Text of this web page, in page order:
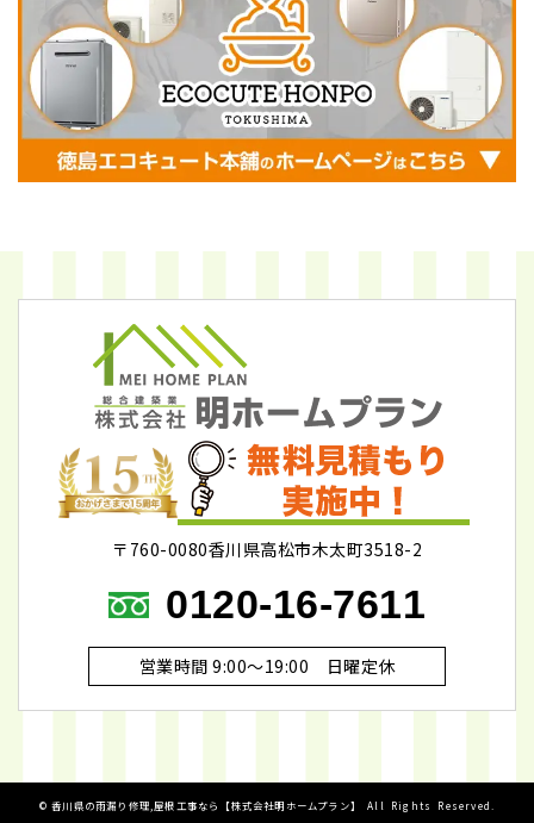
〒760-0080香川県高松市木太町3518-2
0120-16-7611
営業時間 9:00～19:00 日曜定休
©香川県の雨漏り修理,屋根工事なら【株式会社明ホームプラン】 All Rights Reserved.